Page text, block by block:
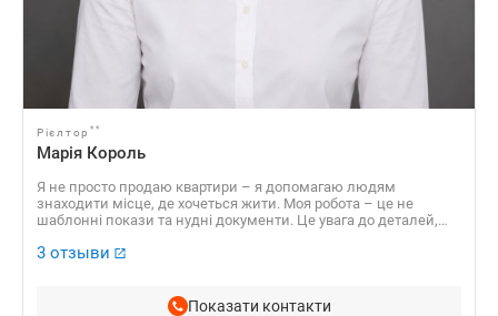
Рієлтор **
Марія Король
Я не просто продаю квартири – я допомагаю людям
знаходити місце, де хочеться жити. Моя робота – це не
шаблонні покази та нудні документи. Це увага до деталей,
просто закрити угоду, а щоб ви залишилися задоволені.
3 отзыви
Показати контакти